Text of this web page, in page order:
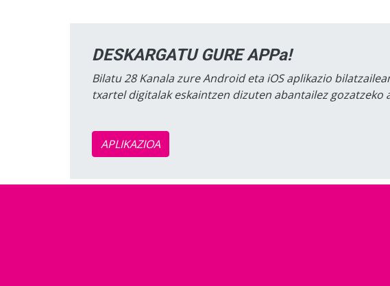
DESKARGATU GURE APPa!
Bilatu 28 Kanala zure Android eta iOS aplikazio
txartel digitalak eskaintzen dizuten abantailez gozatzeko
APLIKAZIOA